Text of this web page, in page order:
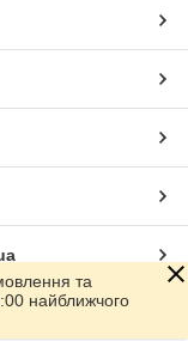
та
найближчого